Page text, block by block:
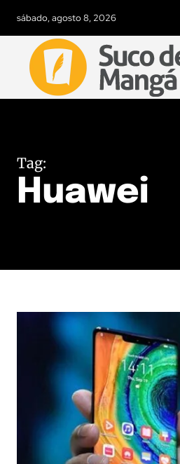
sábado, agosto 8, 2026
Tag:
Huawei